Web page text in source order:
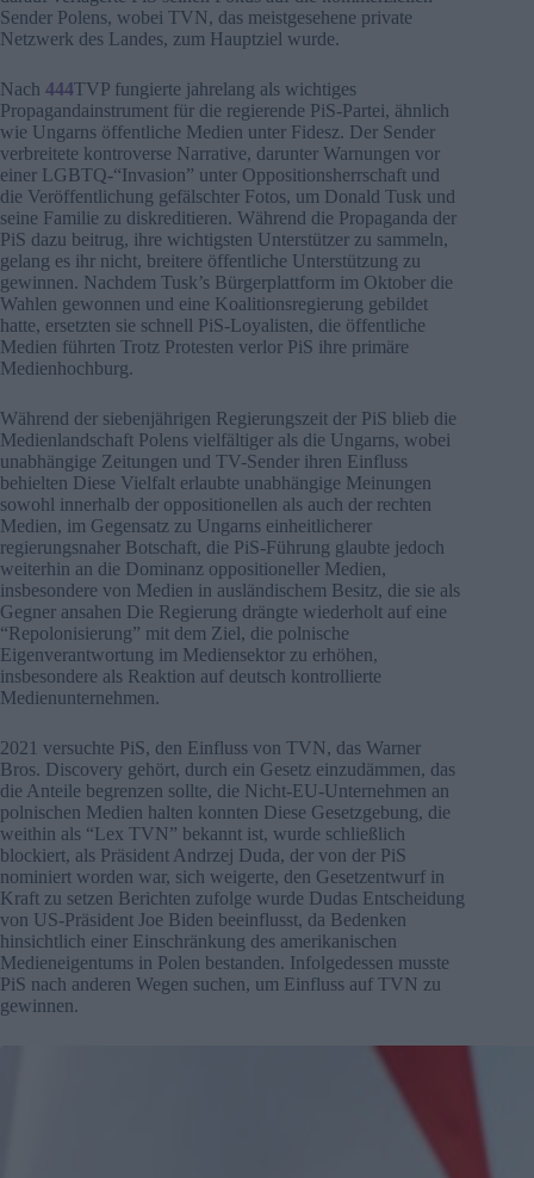
Sender Polens, wobei TVN, das meistgesehene private
Netzwerk des Landes, zum Hauptziel wurde.
Nach 444TVP fungierte jahrelang als wichtiges
Propagandainstrument für die regierende PiS-Partei, ähnlich
wie Ungarns öffentliche Medien unter Fidesz. Der Sender
verbreitete kontroverse Narrative, darunter Warnungen vor
einer LGBTQ-“Invasion” unter Oppositionsherrschaft und
die Veröffentlichung gefälschter Fotos, um Donald Tusk und
seine Familie zu diskreditieren. Während die Propaganda der
PiS dazu beitrug, ihre wichtigsten Unterstützer zu sammeln,
gelang es ihr nicht, breitere öffentliche Unterstützung zu
gewinnen. Nachdem Tusk’s Bürgerplattform im Oktober die
Wahlen gewonnen und eine Koalitionsregierung gebildet
hatte, ersetzten sie schnell PiS-Loyalisten, die öffentliche
Medien führten Trotz Protesten verlor PiS ihre primäre
Medienhochburg.
Während der siebenjährigen Regierungszeit der PiS blieb die
Medienlandschaft Polens vielfältiger als die Ungarns, wobei
unabhängige Zeitungen und TV-Sender ihren Einfluss
behielten Diese Vielfalt erlaubte unabhängige Meinungen
sowohl innerhalb der oppositionellen als auch der rechten
Medien, im Gegensatz zu Ungarns einheitlicherer
regierungsnaher Botschaft, die PiS-Führung glaubte jedoch
weiterhin an die Dominanz oppositioneller Medien,
insbesondere von Medien in ausländischem Besitz, die sie als
Gegner ansahen Die Regierung drängte wiederholt auf eine
“Repolonisierung” mit dem Ziel, die polnische
Eigenverantwortung im Mediensektor zu erhöhen,
insbesondere als Reaktion auf deutsch kontrollierte
Medienunternehmen.
2021 versuchte PiS, den Einfluss von TVN, das Warner
Bros. Discovery gehört, durch ein Gesetz einzudämmen, das
die Anteile begrenzen sollte, die Nicht-EU-Unternehmen an
polnischen Medien halten konnten Diese Gesetzgebung, die
weithin als “Lex TVN” bekannt ist, wurde schließlich
blockiert, als Präsident Andrzej Duda, der von der PiS
nominiert worden war, sich weigerte, den Gesetzentwurf in
Kraft zu setzen Berichten zufolge wurde Dudas Entscheidung
von US-Präsident Joe Biden beeinflusst, da Bedenken
hinsichtlich einer Einschränkung des amerikanischen
Medieneigentums in Polen bestanden. Infolgedessen musste
PiS nach anderen Wegen suchen, um Einfluss auf TVN zu
gewinnen.